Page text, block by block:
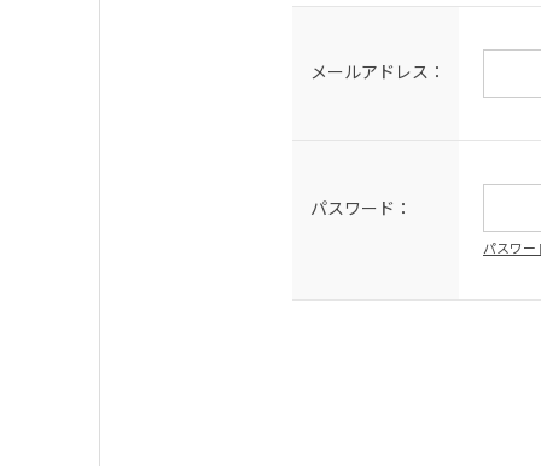
メールアドレス：
パスワード：
パスワ